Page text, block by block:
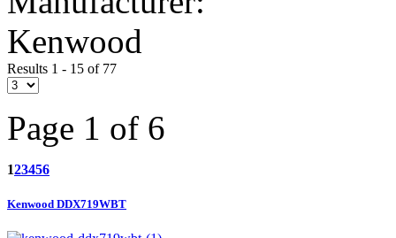
Kenwood
Results 1 - 15 of 77
Page 1 of 6
123456
Kenwood DDX719WBT